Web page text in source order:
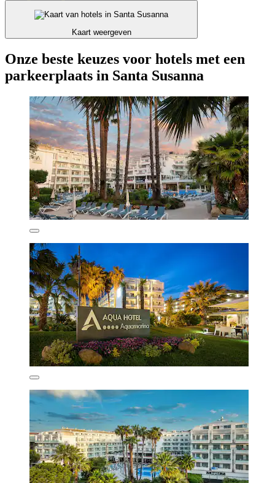
Kaart weergeven
Onze beste keuzes voor hotels met een
parkeerplaats in Santa Susanna